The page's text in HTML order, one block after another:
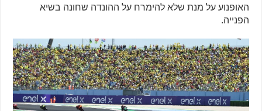
האופנוע על מנת שלא להימרח על ההונדה שחונה בשיא
הפנייה.